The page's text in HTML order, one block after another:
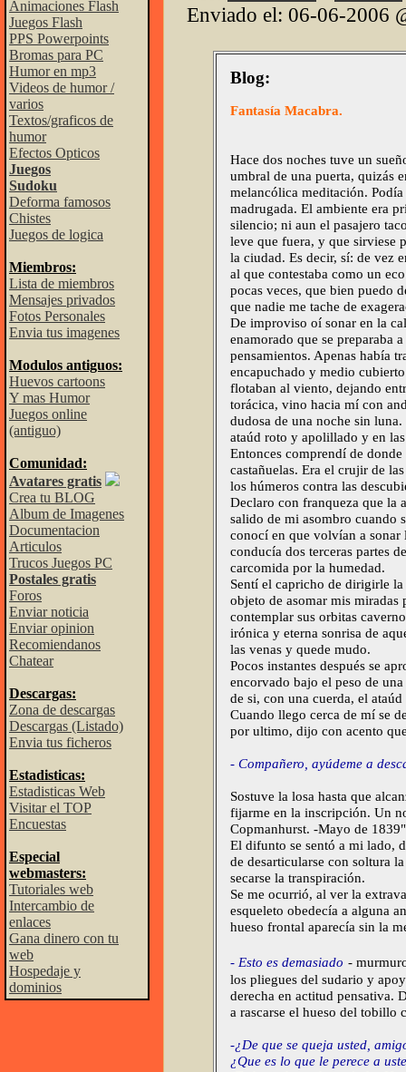
Animaciones Flash
Juegos Flash
PPS Powerpoints
Bromas para PC
Humor en mp3
Videos de humor /
varios
Textos/graficos de
humor
Efectos Opticos
Juegos
Sudoku
Deforma famosos
Chistes
Juegos de logica
Miembros:
Lista de miembros
Mensajes privados
Fotos Personales
Envia tus imagenes
Modulos antiguos:
Huevos cartoons
Y mas Humor
Juegos online
(antiguo)
Comunidad:
Avatares gratis
Crea tu BLOG
Album de Imagenes
Documentacion
Articulos
Trucos Juegos PC
Postales gratis
Foros
Enviar noticia
Enviar opinion
Recomiendanos
Chatear
Descargas:
Zona de descargas
Descargas (Listado)
Envia tus ficheros
Estadisticas:
Estadisticas Web
Visitar el TOP
Encuestas
Especial
webmasters:
Tutoriales web
Intercambio de
enlaces
Gana dinero con tu
web
Hospedaje y
dominios
Enviado el: 06-06-2006
Blog:
Fantasía Macabra.
Hace dos noches tuve un
umbral de una puerta, quizás
melancólica meditación.
madrugada. El ambiente era
silencio; ni aun el pasajero
leve que fuera, y que sirviese
la ciudad. Es decir, sí: de vez
al que contestaba como un
pocas veces, que bien puedo
que nadie me tache de
De improviso oí sonar en la
enamorado que se preparaba
pensamientos. Apenas había
encapuchado y medio
flotaban al viento, dejando
torácica, vino hacia mí con
dudosa de una noche sin
ataúd roto y apolillado y en
Entonces comprendí de
castañuelas. Era el crujir de
los húmeros contra las
Declaro con franqueza que la
salido de mi asombro cuando
conocí en que volvían a sonar
conducía dos terceras partes
carcomida por la humedad.
Sentí el capricho de dirigirle
objeto de asomar mis
contemplar sus orbitas
irónica y eterna sonrisa de
las venas y quede mudo.
Pocos instantes después se
encorvado bajo el peso de
de si, con una cuerda, el
Cuando llego cerca de mí se
por ultimo, dijo con acento
- Compañero, ayúdeme a
Sostuve la losa hasta que
fijarme en la inscripción. Un
Copmanhurst. -Mayo de
El difunto se sentó a mi lado,
de desarticularse con soltura
secarse la transpiración.
Se me ocurrió, al ver la
esqueleto obedecía a alguna
hueso frontal aparecía sin la
- Esto es demasiado -
los pliegues del sudario y
derecha en actitud pensativa.
a rascarse el hueso del tobillo
-¿De que se queja usted,
¿Que es lo que le perece a